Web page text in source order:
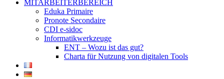
MITARBEITERBEREICH
Eduka Primaire
Pronote Secondaire
CDI e-sidoc
Informatikwerkzeuge
ENT – Wozu ist das gut?
Charta für Nutzung von digitalen Tools